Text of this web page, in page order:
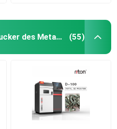
Zahnmedizinischer Drucker des Metall3d (55)